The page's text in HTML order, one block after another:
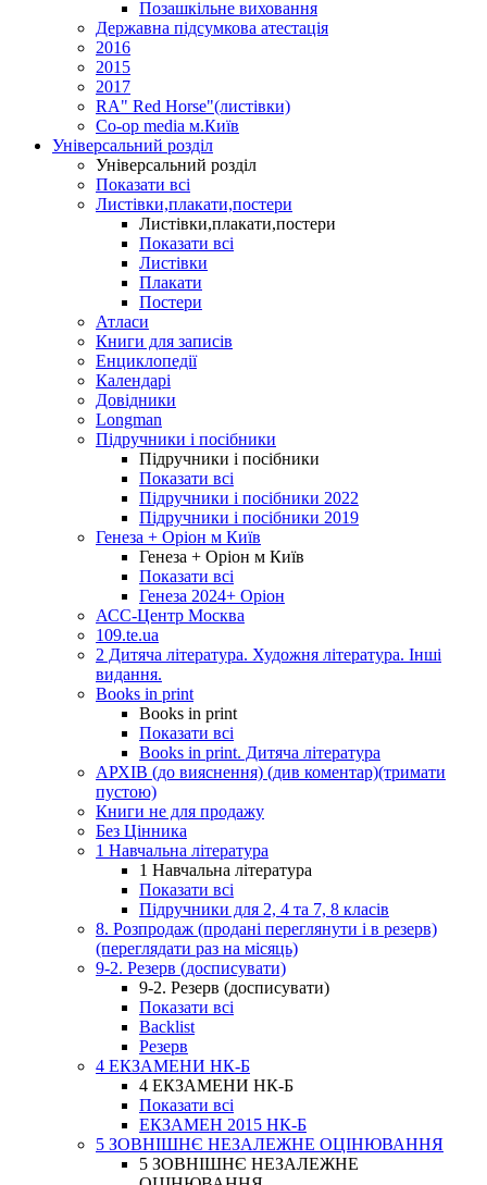
Позашкільне виховання
Державна підсумкова атестація
2016
2015
2017
RA" Red Horse"(листівки)
Co-op media м.Київ
Універсальний розділ
Універсальний розділ
Показати всі
Листівки,плакати,постери
Листівки,плакати,постери
Показати всі
Листівки
Плакати
Постери
Атласи
Книги для записів
Енциклопедії
Календарі
Довідники
Longman
Підручники і посібники
Підручники і посібники
Показати всі
Підручники і посібники 2022
Підручники і посібники 2019
Генеза + Оріон м Київ
Генеза + Оріон м Київ
Показати всі
Генеза 2024+ Оріон
АСС-Центр Москва
109.te.ua
2 Дитяча література. Художня література. Інші
видання.
Books in print
Books in print
Показати всі
Books in print. Дитяча література
АРХІВ (до вияснення) (див коментар)(тримати
пустою)
Книги не для продажу
Без Цінника
1 Навчальна література
1 Навчальна література
Показати всі
Підручники для 2, 4 та 7, 8 класів
8. Розпродаж (продані переглянути і в резерв)
(переглядати раз на місяць)
9-2. Резерв (досписувати)
9-2. Резерв (досписувати)
Показати всі
Backlist
Резерв
4 ЕКЗАМЕНИ НК-Б
4 ЕКЗАМЕНИ НК-Б
Показати всі
ЕКЗАМЕН 2015 НК-Б
5 ЗОВНІШНЄ НЕЗАЛЕЖНЕ ОЦІНЮВАННЯ
5 ЗОВНІШНЄ НЕЗАЛЕЖНЕ